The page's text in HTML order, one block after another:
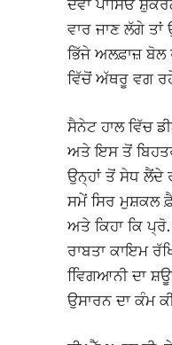
ਦੋਵਾਂ ਪਾਸਿਓਂ
ਵਾਰ ਜਾਣ ਲੱਗੇ
ਭਿੱਜੇ ਅਲਫ਼ਾਜ਼ ਬੋਲ
ਵਿੱਚੋਂ ਅੱਥਰੂ ਵਗ
ਸੈਨੇਟ ਹਾਲ ਵਿੱਚ
ਅਤੇ ਇਸ ਤੋਂ
ਉਨ੍ਹਾਂ ਤੋਂ ਸੇਧ ਲੈਂਦੇ
ਸਮੇਂ ਸਿਰ ਮੁਸ਼ਕਲ
ਅਤੇ ਕਿਹਾ ਕਿ
ਰਾਬਤਾ ਕਾਇਮ
ਵਿਿਗਆਨੀ ਦਾ
ਉਸਾਰਨ ਦਾ ਕੰਮ